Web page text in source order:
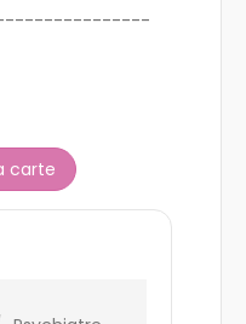
carte